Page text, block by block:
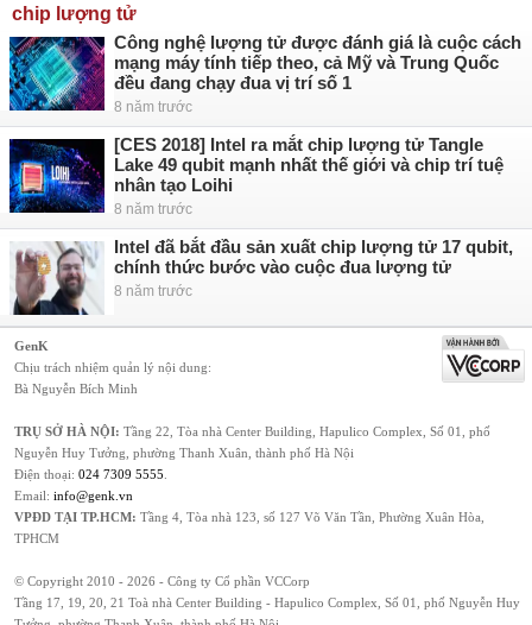
chip lượng tử
Công nghệ lượng tử được đánh giá là cuộc cách
mạng máy tính tiếp theo, cả Mỹ và Trung Quốc
đều đang chạy đua vị trí số 1
8 năm trước
[CES 2018] Intel ra mắt chip lượng tử Tangle
Lake 49 qubit mạnh nhất thế giới và chip trí tuệ
nhân tạo Loihi
8 năm trước
Intel đã bắt đầu sản xuất chip lượng tử 17 qubit,
chính thức bước vào cuộc đua lượng tử
8 năm trước
GenK
Chịu trách nhiệm quản lý nội dung:
Bà Nguyễn Bích Minh
TRỤ SỞ HÀ NỘI: Tầng 22, Tòa nhà Center Building, Hapulico Complex, Số 01, phố
Nguyễn Huy Tưởng, phường Thanh Xuân, thành phố Hà Nội
Điện thoại: 024 7309 5555
Email: info@genk.vn
VPĐD TẠI TP.HCM: Tầng 4, Tòa nhà 123, số 127 Võ Văn Tần, Phường Xuân Hòa,
TPHCM
© Copyright 2010 - 2026 - Công ty Cổ phần VCCorp
Tầng 17, 19, 20, 21 Toà nhà Center Building - Hapulico Complex, Số 01, phố Nguyễn Huy